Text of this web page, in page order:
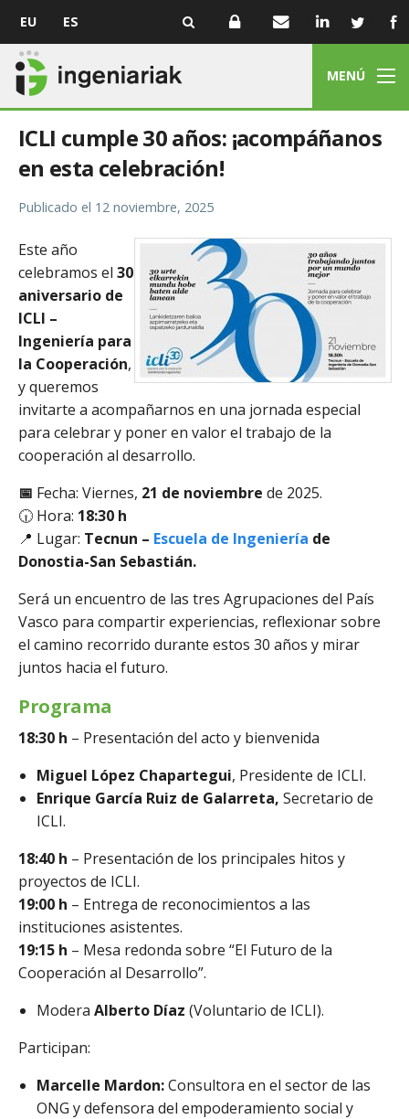
EU ES
MENÚ
ICLI cumple 30 años: ¡acompáñanos
en esta celebración!
Publicado el 12 noviembre, 2025
Este año
celebramos el 30
aniversario de
ICLI –
Ingeniería para
la Cooperación,
y queremos
invitarte a acompañarnos en una jornada especial
para celebrar y poner en valor el trabajo de la
cooperación al desarrollo.
📅 Fecha: Viernes, 21 de noviembre de 2025.
🕡 Hora: 18:30 h
📍 Lugar: Tecnun – Escuela de Ingeniería de
Donostia-San Sebastián.
Será un encuentro de las tres Agrupaciones del País
Vasco para compartir experiencias, reflexionar sobre
el camino recorrido durante estos 30 años y mirar
juntos hacia el futuro.
Programa
18:30 h – Presentación del acto y bienvenida
Miguel López Chapartegui, Presidente de ICLI.
Enrique García Ruiz de Galarreta, Secretario de
ICLI.
18:40 h – Presentación de los principales hitos y
proyectos de ICLI.
19:00 h – Entrega de reconocimientos a las
instituciones asistentes.
19:15 h – Mesa redonda sobre “El Futuro de la
Cooperación al Desarrollo”.
Modera Alberto Díaz (Voluntario de ICLI).
Participan:
Marcelle Mardon:Consultora en el sector de las
ONG y defensora del empoderamiento social y